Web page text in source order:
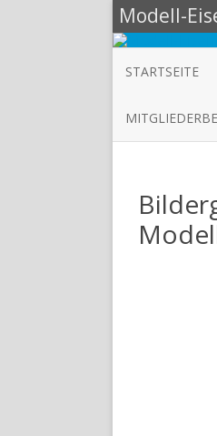
Modell-
STARTSEITE
MÄRKLIN-ANLAGE